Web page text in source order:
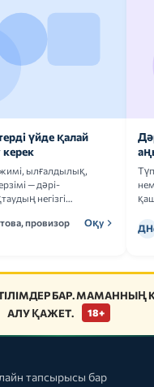
үйде қалай
ылғалдылық,
— дәрі-
негізгі
провизор Оқу
БАР. МАМАННЫҢ
АЛУ ҚАЖЕТ.
18+
тапсырысы бар